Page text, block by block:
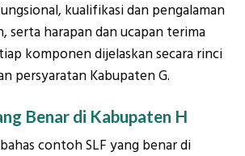
kualifikasi dan pengalaman
serta harapan dan ucapan terima
komponen dijelaskan secara rinci
persyaratan Kabupaten G.
Benar di Kabupaten H
contoh SLF yang benar di